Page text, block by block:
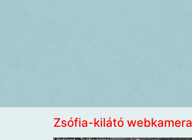
Zsófia-kilátó webkamera